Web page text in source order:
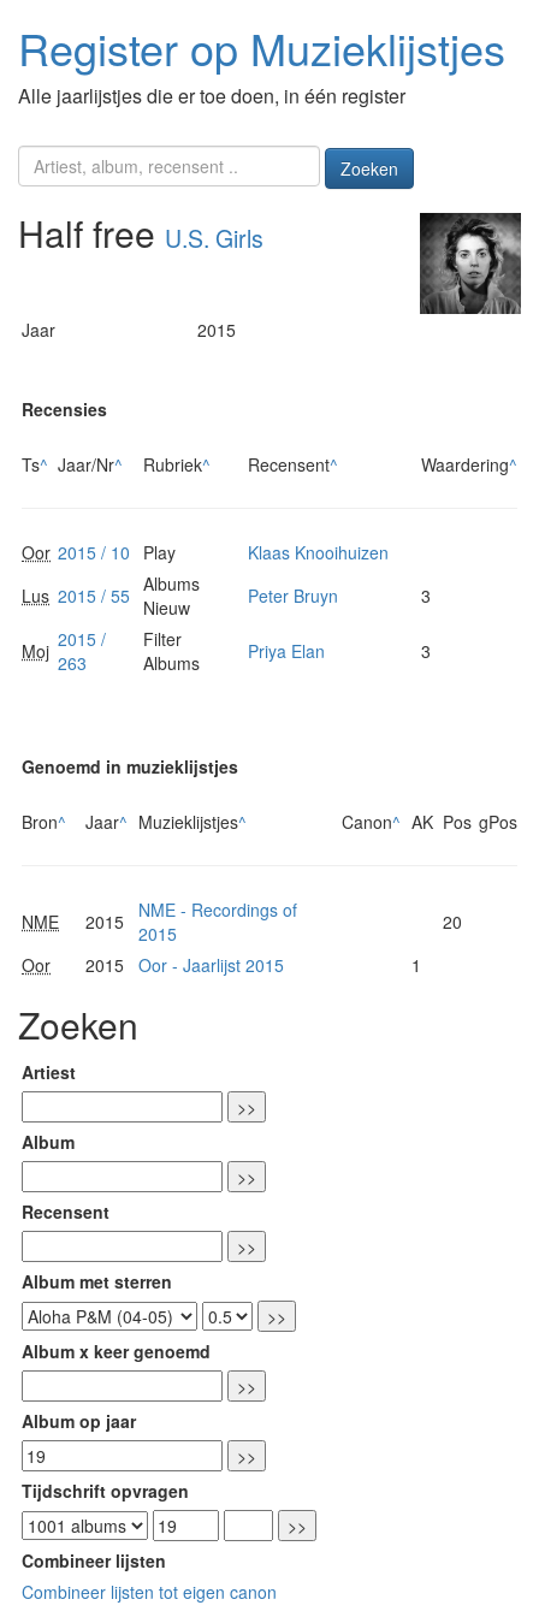
Register op Muzieklijstjes
Alle jaarlijstjes die er toe doen, in één register
Zoeken
Half free U.S. Girls
Jaar 2015
Recensies
Ts^ Jaar/Nr^ Rubriek^ Recensent^ Waardering^
Oor 2015 / 10 Play
Klaas Knooihuizen
Lus 2015 / 55 Albums
Nieuw
Peter Bruyn 3
Moj 2015 /
263
Filter
Albums
Priya Elan 3
Genoemd in muzieklijstjes
Bron^ Jaar^ Muzieklijstjes^ Canon^ AK Pos gPos
NME 2015
NME - Recordings of
2015
20
Oor
2015 Oor - Jaarlijst 2015 1
Zoeken
Artiest
Album
Recensent
Album met sterren
Album x keer genoemd
Album op jaar
Tijdschrift opvragen
Combineer lijsten
Combineer lijsten tot eigen canon